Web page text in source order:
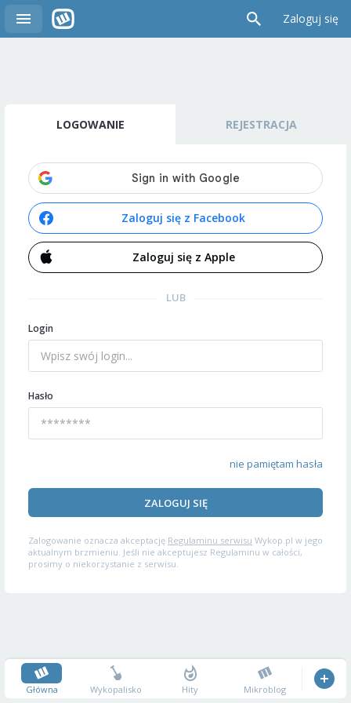
Zaloguj się
LOGOWANIE REJESTRACJA
Zaloguj się z Facebook
Zaloguj się z Apple
LUB
Login
Hasło
nie pamiętam hasła
ZALOGUJ SIĘ
Zalogowanie oznacza akceptację Regulaminu serwisu Wykop.pl w jego
aktualnym brzmieniu. Jeśli nie akceptujesz Regulaminu w całości,
prosimy o niekorzystanie z serwisu.
Główna Wykopalisko Hity Mikroblog